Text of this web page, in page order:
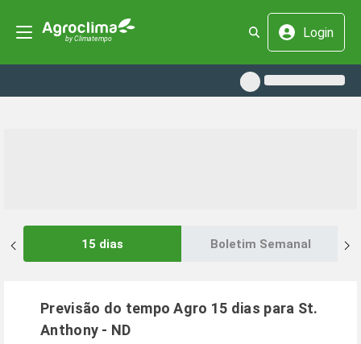
Login
15 dias Boletim Semanal
Previsão do tempo Agro 15 dias para St.
Anthony - ND